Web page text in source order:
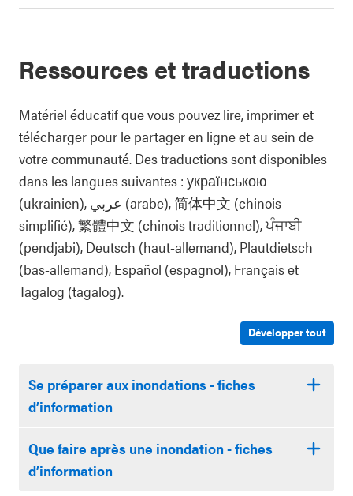
Ressources et traductions
Matériel éducatif que vous pouvez lire, imprimer et
télécharger pour le partager en ligne et au sein de
votre communauté. Des traductions sont disponibles
dans les langues suivantes : українською
(ukrainien), عربي (arabe), 简体中文 (chinois
simplifié), 繁體中文 (chinois traditionnel), ਪੰਜਾਬੀ
(pendjabi), Deutsch (haut-allemand), Plautdietsch
(bas-allemand), Español (espagnol), Français et
Tagalog (tagalog).
Développer tout
Se préparer aux inondations - fiches
d’information
Que faire après une inondation - fiches
d’information